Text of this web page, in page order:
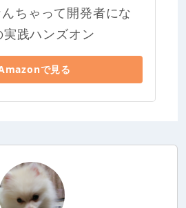
ちゃって開発者にな
実践ハンズオン
で見る